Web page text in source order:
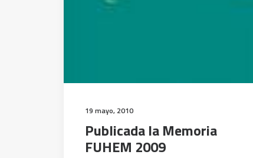
19 mayo, 2010
Publicada la Memoria
FUHEM 2009